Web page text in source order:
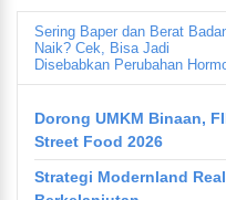
Sering Baper dan Berat
Naik? Cek, Bisa Jadi
Disebabkan Perubahan
Dorong UMKM Binaan,
Street Food 2026
Strategi Modernland